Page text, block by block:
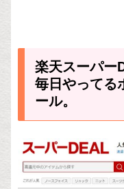
楽天スーパー
毎日やってる
ール。